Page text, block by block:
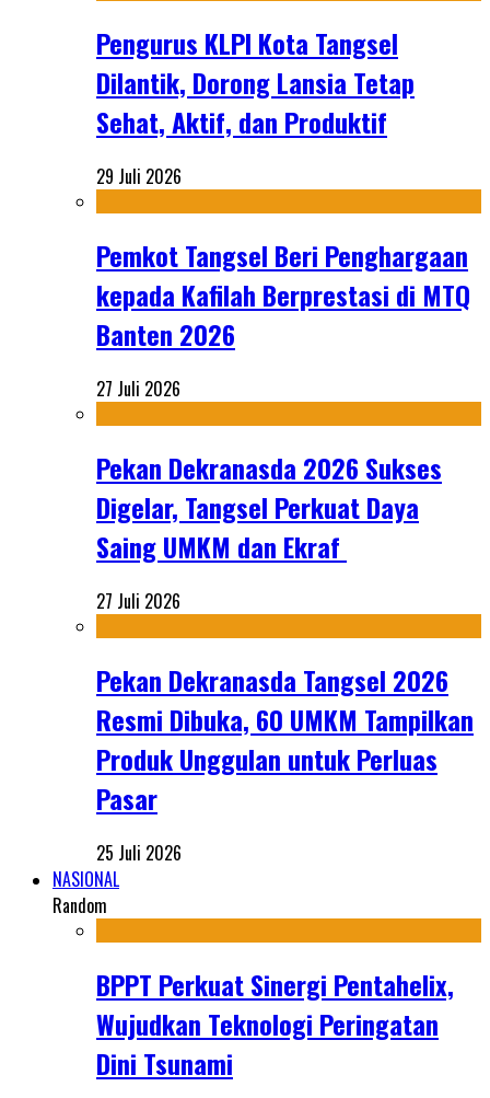
Pengurus KLPI Kota Tangsel
Dilantik, Dorong Lansia Tetap
Sehat, Aktif, dan Produktif
29 Juli 2026
Pemkot Tangsel Beri Penghargaan
kepada Kafilah Berprestasi di MTQ
Banten 2026
27 Juli 2026
Pekan Dekranasda 2026 Sukses
Digelar, Tangsel Perkuat Daya
Saing UMKM dan Ekraf
27 Juli 2026
Pekan Dekranasda Tangsel 2026
Resmi Dibuka, 60 UMKM Tampilkan
Produk Unggulan untuk Perluas
Pasar
25 Juli 2026
NASIONAL
Random
BPPT Perkuat Sinergi Pentahelix,
Wujudkan Teknologi Peringatan
Dini Tsunami